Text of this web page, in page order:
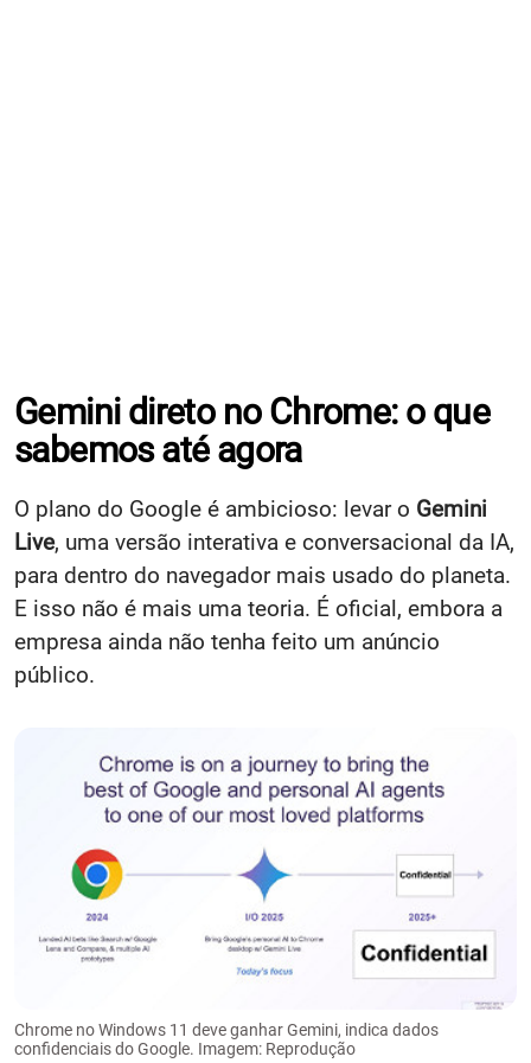
Gemini direto no Chrome: o que
sabemos até agora
O plano do Google é ambicioso: levar o Gemini
Live, uma versão interativa e conversacional da IA,
para dentro do navegador mais usado do planeta.
E isso não é mais uma teoria. É oficial, embora a
empresa ainda não tenha feito um anúncio
público.
Chrome no Windows 11 deve ganhar Gemini, indica dados
confidenciais do Google. Imagem: Reprodução